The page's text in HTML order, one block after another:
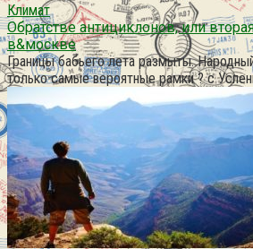
Климат
Обратстве антициклонов, или
в&москве
Границы бабьего лета размыты.
только самые вероятные рамки ? с